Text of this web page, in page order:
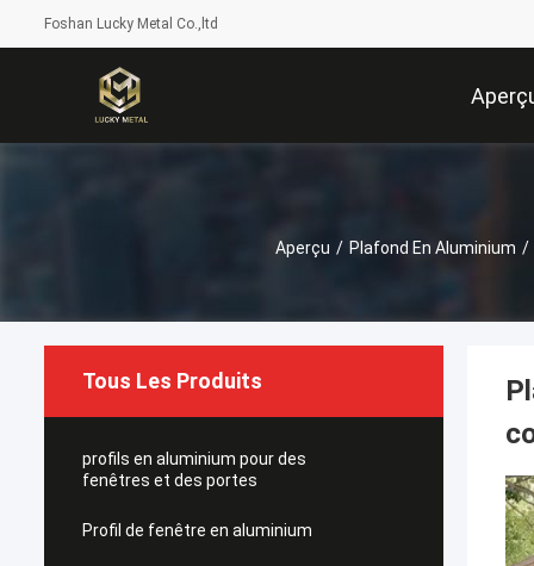
Foshan Lucky Metal Co.,ltd
Aperçu / Plafond En Aluminium /
Tous Les Produits
profils en aluminium pour des
fenêtres et des portes
Profil de fenêtre en aluminium